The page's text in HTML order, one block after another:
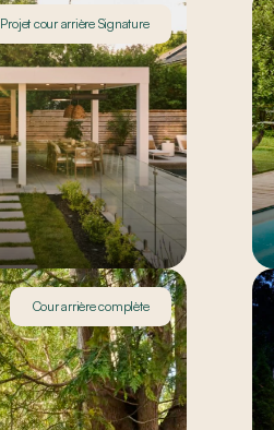
Projet cour arrière Signature
Cour arrière complète